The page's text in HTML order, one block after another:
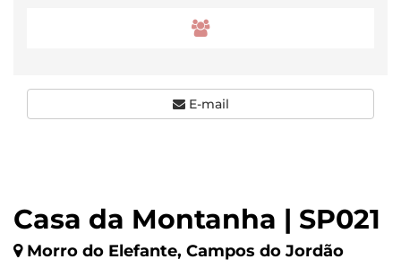
Casa da Montanha | SP021
Morro do Elefante, Campos do Jordão
E-mail